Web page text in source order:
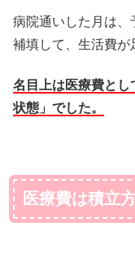
病院通いした月は、
補填して、生活費が
名目上は医療費とし
状態」でした。
医療費は積立